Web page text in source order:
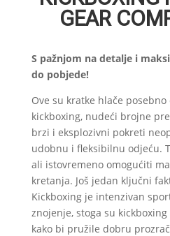
GEAR
S pažnjom na detalje i
do pobjede!
Ove su kratke hlače
kickboxing, nudeći brojne
brzi i eksplozivni pokreti
udobnu i fleksibilnu odjeću.
ali istovremeno omogućiti
kretanja. Još jedan ključni
Kickboxing je intenzivan
znojenje, stoga su
kako bi pružile dobru